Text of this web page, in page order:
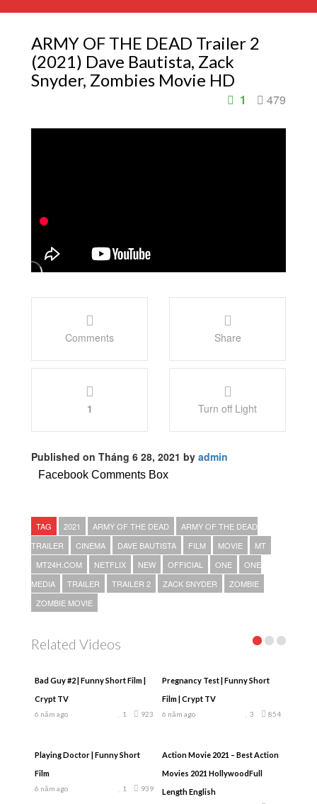
ARMY OF THE DEAD Trailer 2
(2021) Dave Bautista, Zack
Snyder, Zombies Movie HD
479
1
Comments Share
1 Turn off Light
Published on Tháng 6 28, 2021 by admin
Facebook Comments Box
TAG 2021 ARMY OF THE DEAD
ARMY OF THE DEAD
TRAILER
CINEMA DAVE BAUTISTA FILM MOVIE
MT
MT24H.COM
NETFLIX NEW OFFICIAL ONE
ONE
MEDIA
TRAILER TRAILER 2 ZACK SNYDER
ZOMBIE
ZOMBIE MOVIE
Related Videos
Bad Guy #2 | Funny Short Film |
Crypt TV
6 năm ago 923
1
Pregnancy Test | Funny Short
Film | Crypt TV
6 năm ago 854
3
Playing Doctor | Funny Short
Film
6 năm ago 939
1
Action Movie 2021 – Best Action
Movies 2021 HollywoodFull
Length English